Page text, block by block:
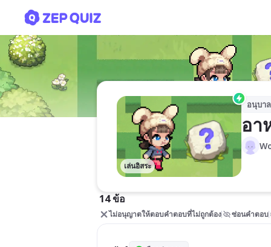
เล่นอิสระ
อนุบาล
อา
14 ข้อ
ไม่อนุญาตให้ตอบคำตอบที่ไม่ถูกต้อง ซ่อนคำตอบ